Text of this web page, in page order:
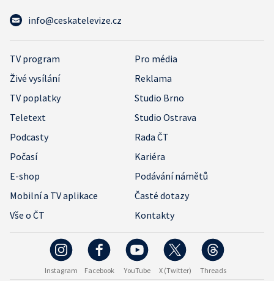
info@ceskatelevize.cz
TV program
Pro média
Živé vysílání
Reklama
TV poplatky
Studio Brno
Teletext
Studio Ostrava
Podcasty
Rada ČT
Počasí
Kariéra
E-shop
Podávání námětů
Mobilní a TV aplikace
Časté dotazy
Vše o ČT
Kontakty
Instagram Facebook YouTube X (Twitter) Threads